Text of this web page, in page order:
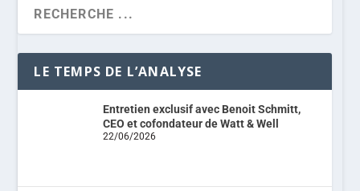
LE TEMPS DE L’ANALYSE
Entretien exclusif avec Benoit Schmitt,
CEO et cofondateur de Watt & Well
22/06/2026